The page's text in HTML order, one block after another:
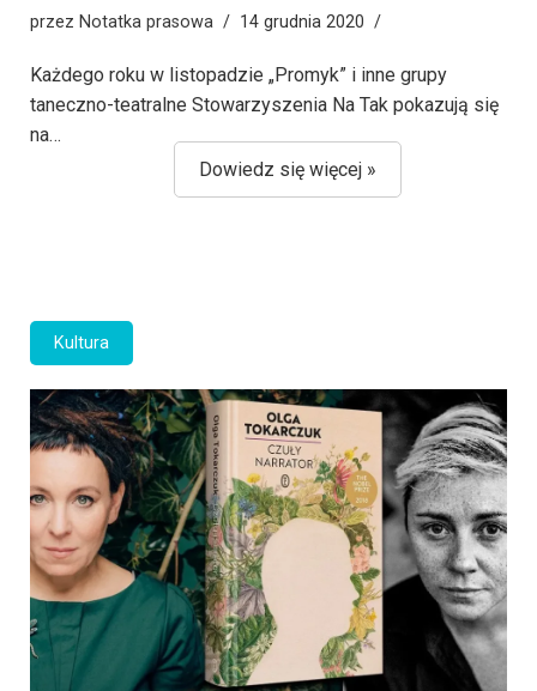
przez Notatka prasowa 14 grudnia 2020
Każdego roku w listopadzie „Promyk” i inne grupy
taneczno-teatralne Stowarzyszenia Na Tak pokazują się
na…
Dowiedz się więcej »
Kultura